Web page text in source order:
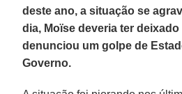
deste ano, a situação se
dia, Moïse deveria ter
denunciou um golpe de
Governo.